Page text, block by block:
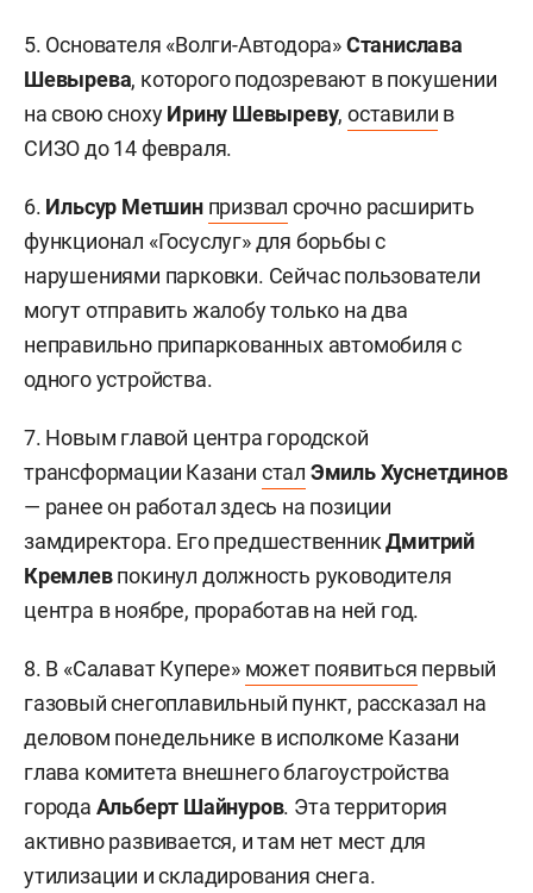
5. Основателя «Волги-Автодора»Станислава
Шевырева, которого подозревают в покушении
на свою снохуИрину Шевыреву, оставили в
СИЗО до 14 февраля.
6. Ильсур Метшин призвал срочно расширить
функционал «Госуслуг» для борьбы с
нарушениями парковки. Сейчас пользователи
могут отправить жалобу только на два
неправильно припаркованных автомобиля с
одного устройства.
7. Новым главой центра городской
трансформации Казани стал Эмиль Хуснетдинов
— ранее он работал здесь на позиции
замдиректора. Его предшественникДмитрий
Кремлевпокинул должность руководителя
центра в ноябре, проработав на ней год.
8. В «Салават Купере» может появиться первый
газовый снегоплавильный пункт, рассказал на
деловом понедельнике в исполкоме Казани
глава комитета внешнего благоустройства
города Альберт Шайнуров. Эта территория
активно развивается, и там нет мест для
утилизации и складирования снега.